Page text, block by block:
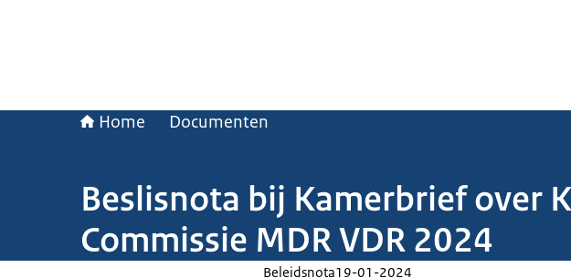
Home Documenten
Beslisnota bij Kamerbrief over
Commissie MDR VDR 2024
Beleidsnota19-01-2024